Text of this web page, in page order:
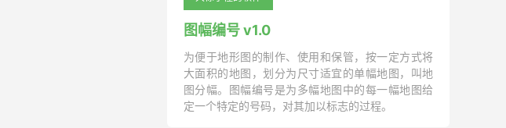
图幅编号 v1.0
为便于地形图的制作、使用和保管，按一定方式将
大面积的地图，划分为尺寸适宜的单幅地图，叫地
图分幅。图幅编号是为多幅地图中的每一幅地图给
定一个特定的号码，对其加以标志的过程。